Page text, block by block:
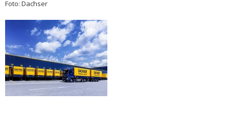
Foto: Dachser